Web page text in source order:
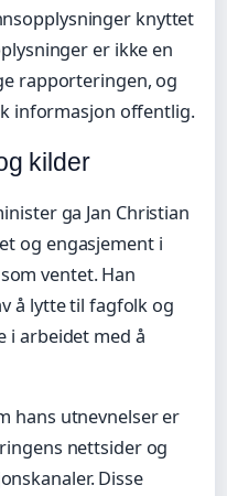
knyttet
er ikke en
rapporteringen, og
informasjon offentlig.
kilder
ga Jan Christian
og engasjement i
ventet. Han
å lytte til fagfolk og
i arbeidet med å
hans utnevnelser er
nettsider og
Disse